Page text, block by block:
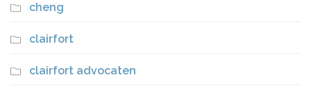
cheng
clairfort
clairfort advocaten